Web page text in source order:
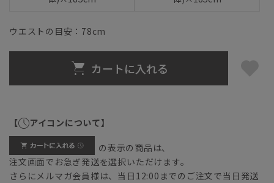
ウエストの目安： 78cm
カートに入れる
【 アイコンについて】
の表示の商品は、
注文画面でお急ぎ発送を選択いただけます。
さらにメルマガ会員様は、当日12:00までのご注文で当日発送